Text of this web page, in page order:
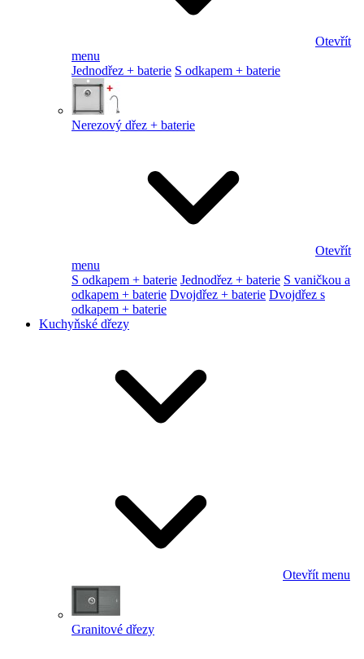
Otevřít
menu
Jednodřez + baterie S odkapem + baterie
Nerezový dřez + baterie
Otevřít
menu
S odkapem + baterie Jednodřez + baterie S vaničkou a
odkapem + baterie Dvojdřez + baterie Dvojdřez s
odkapem + baterie
Kuchyňské dřezy
Otevřít menu
Granitové dřezy